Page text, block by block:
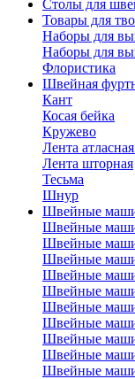
Столы для
Товары для
Наборы для
Наборы для
Флористика
Швейная
Кант
Косая бейка
Кружево
Лента
Лента шторная
Тесьма
Шнур
Швейные
Швейные
Швейные
Швейные
Швейные
Швейные
Швейные
Швейные
Швейные
Швейные
Швейные